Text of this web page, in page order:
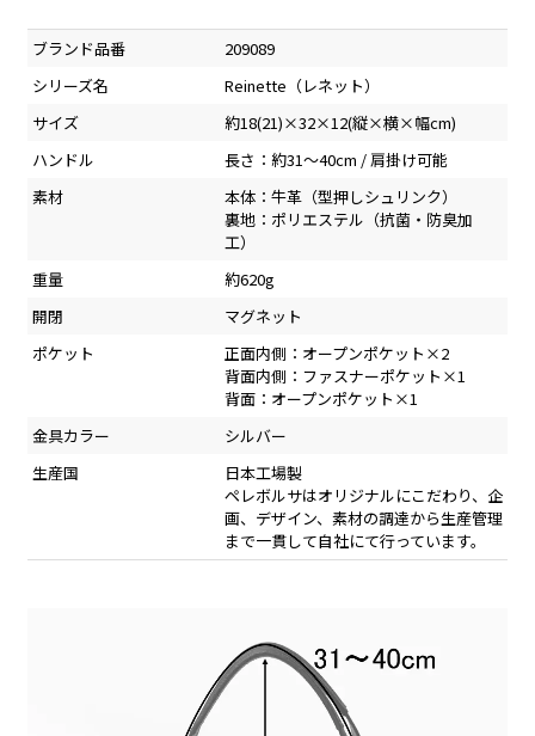
ブランド品番
209089
シリーズ名
Reinette（レネット）
サイズ
約18(21)×32×12(縦×横×幅cm)
ハンドル
長さ：約31～40cm / 肩掛け可能
素材
本体：牛革（型押しシュリンク）
裏地：ポリエステル（抗菌・防臭加
工）
重量
約620g
開閉
マグネット
ポケット
正面内側：オープンポケット×2
背面内側：ファスナーポケット×1
背面：オープンポケット×1
金具カラー
シルバー
生産国
日本工場製
ペレボルサはオリジナルにこだわり、企
画、デザイン、素材の調達から生産管理
まで一貫して自社にて行っています。